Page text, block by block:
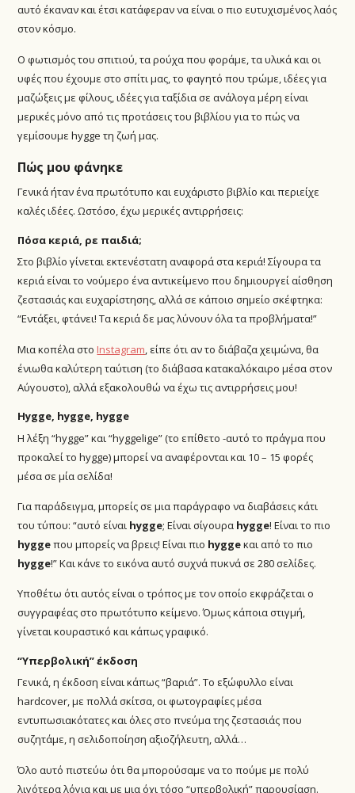
αυτό έκαναν και έτσι κατάφεραν να είναι ο πιο ευτυχισμένος λαός
στον κόσμο.
Ο φωτισμός του σπιτιού, τα ρούχα που φοράμε, τα υλικά και οι
υφές που έχουμε στο σπίτι μας, το φαγητό που τρώμε, ιδέες για
μαζώξεις με φίλους, ιδέες για ταξίδια σε ανάλογα μέρη είναι
μερικές μόνο από τις προτάσεις του βιβλίου για το πώς να
γεμίσουμε hygge τη ζωή μας.
Πώς μου φάνηκε
Γενικά ήταν ένα πρωτότυπο και ευχάριστο βιβλίο και περιείχε
καλές ιδέες. Ωστόσο, έχω μερικές αντιρρήσεις:
Πόσα κεριά, ρε παιδιά;
Στο βιβλίο γίνεται εκτενέστατη αναφορά στα κεριά! Σίγουρα τα
κεριά είναι το νούμερο ένα αντικείμενο που δημιουργεί αίσθηση
ζεστασιάς και ευχαρίστησης, αλλά σε κάποιο σημείο σκέφτηκα:
“Εντάξει, φτάνει! Τα κεριά δε μας λύνουν όλα τα προβλήματα!”
Μια κοπέλα στο Instagram , είπε ότι αν το διάβαζα χειμώνα, θα
ένιωθα καλύτερη ταύτιση (το διάβασα κατακαλόκαιρο μέσα στον
Αύγουστο), αλλά εξακολουθώ να έχω τις αντιρρήσεις μου!
Hygge, hygge, hygge
Η λέξη “hygge” και “hyggelige” (το επίθετο -αυτό το πράγμα που
προκαλεί το hygge) μπορεί να αναφέρονται και 10 – 15 φορές
μέσα σε μία σελίδα!
Για παράδειγμα, μπορείς σε μια παράγραφο να διαβάσεις κάτι
του τύπου: “αυτό είναι hygge; Είναι σίγουρα hygge! Είναι το πιο
hyggeπου μπορείς να βρεις! Είναι πιο hyggeκαι από το πιο
hygge!” Και κάνε το εικόνα αυτό συχνά πυκνά σε 280 σελίδες.
Υποθέτω ότι αυτός είναι ο τρόπος με τον οποίο εκφράζεται ο
συγγραφέας στο πρωτότυπο κείμενο. Όμως κάποια στιγμή,
γίνεται κουραστικό και κάπως γραφικό.
“Υπερβολική” έκδοση
Γενικά, η έκδοση είναι κάπως “βαριά”. Το εξώφυλλο είναι
hardcover, με πολλά σκίτσα, οι φωτογραφίες μέσα
εντυπωσιακότατες και όλες στο πνεύμα της ζεστασιάς που
συζητάμε, η σελιδοποίηση αξιοζήλευτη, αλλά…
Όλο αυτό πιστεύω ότι θα μπορούσαμε να το πούμε με πολύ
λιγότερα λόγια και με μια όχι τόσο “υπερβολική” παρουσίαση.